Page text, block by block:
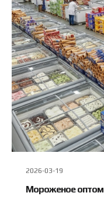
2026-03-19
Мороженое оптом